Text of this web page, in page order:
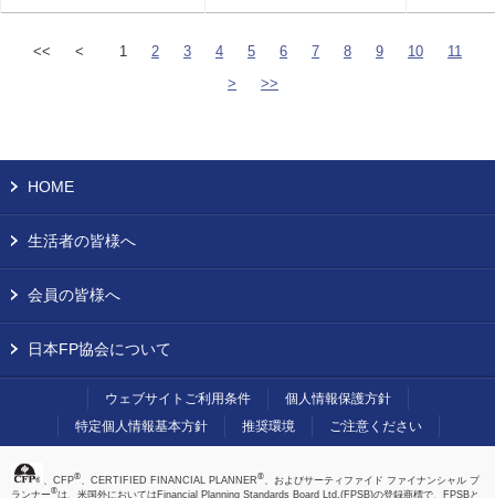
<< < 1 2 3 4 5 6 7 8 9 10
11
>
>>
HOME
生活者の皆様へ
会員の皆様へ
日本FP協会について
ウェブサイトご利用条件
個人情報保護方針
特定個人情報基本方針
推奨環境 ご注意ください
、CFP®、CERTIFIED FINANCIAL PLANNER®、およびサーティファイド ファイナンシャル プ
ランナー®は、米国外においてはFinancial Planning Standards Board Ltd.(FPSB)の登録商標で、FPSBと